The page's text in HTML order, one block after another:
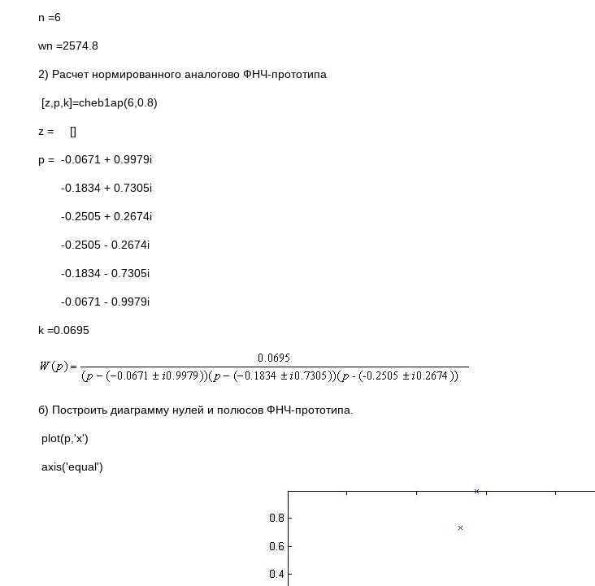
n =6
wn =2574.8
2) Расчет нормированного аналогово ФНЧ-прототипа
[z,p,k]=cheb1ap(6,0.8)
z = []
p = -0.0671 + 0.9979i
-0.1834 + 0.7305i
-0.2505 + 0.2674i
-0.2505 - 0.2674i
-0.1834 - 0.7305i
-0.0671 - 0.9979i
k =0.0695
б) Построить диаграмму нулей и полюсов ФНЧ-прототипа.
plot(p,'x')
axis('equal')